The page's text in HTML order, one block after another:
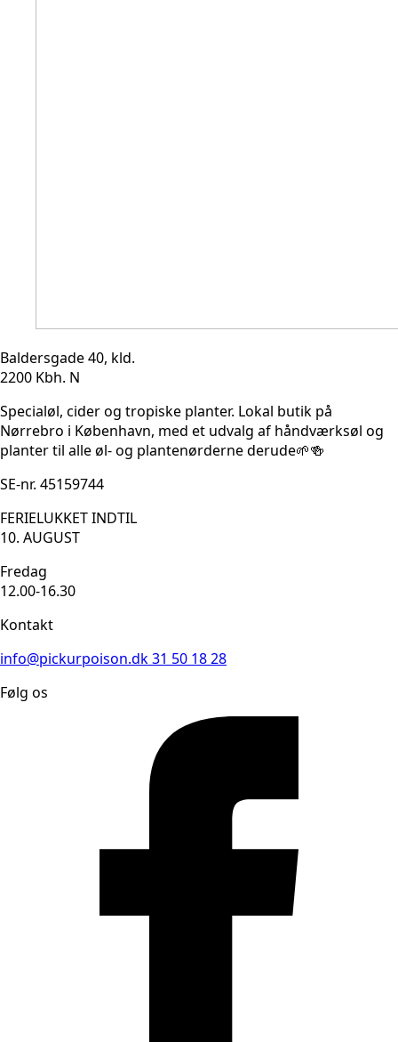
Baldersgade 40, kld.
2200 Kbh. N
Specialøl, cider og tropiske planter. Lokal butik på
Nørrebro i København, med et udvalg af håndværksøl og
planter til alle øl- og plantenørderne derude🌱🍻
SE-nr. 45159744
FERIELUKKET INDTIL
10. AUGUST
Fredag
12.00-16.30
Kontakt
info@pickurpoison.dk31 50 18 28
Følg os